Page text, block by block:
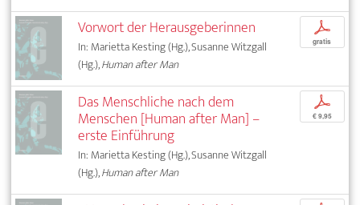
Vorwort der Herausgeberinnen
In: Marietta Kesting (Hg.), Susanne Witzgall
(Hg.),Human after Man
p
gratis
Das Menschliche nach dem
Menschen [Human after Man] –
erste Einführung
In: Marietta Kesting (Hg.), Susanne Witzgall
(Hg.),Human after Man
p
€ 9,95